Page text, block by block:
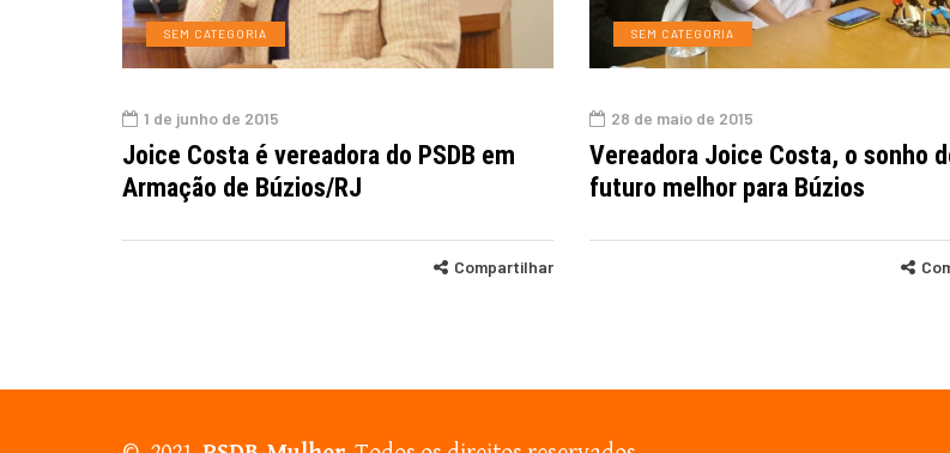
SEM CATEGORIA
1 de junho de 2015
Joice Costa é vereadora do PSDB em
Armação de Búzios/RJ
Compartilhar
SEM CATEGORIA
28 de maio de 2015
Vereadora Joice Costa, o sonho
futuro melhor para Búzios